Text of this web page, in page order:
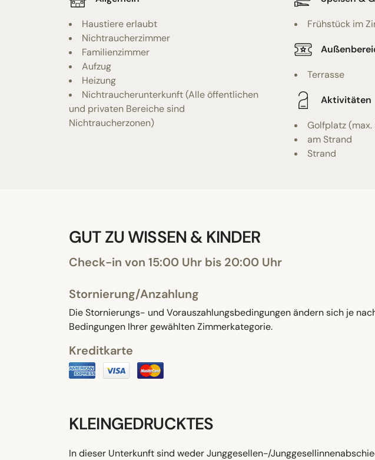
Haustiere erlaubt
Nichtraucherzimmer
Familienzimmer
Aufzug
Heizung
Nichtraucherunterkunft (Alle öffentlichen
und privaten Bereiche sind
Nichtraucherzonen)
Frühstück im
Terrasse
Aktivitäten
Golfplatz
am Strand
Strand
GUT ZU WISSEN & KINDER
Check-in von 15:00 Uhr bis 20:00 Uhr
Stornierung/Anzahlung
Die Stornierungs- und Vorauszahlungsbedingungen ändern sich je
Bedingungen Ihrer gewählten Zimmerkategorie.
Kreditkarte
KLEINGEDRUCKTES
In dieser Unterkunft sind weder Junggesellen-/